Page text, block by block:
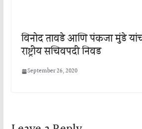
विनोद तावडे आणि पंकजा मुंडे
राष्ट्रीय सचिवपदी निवड
September 26, 2020